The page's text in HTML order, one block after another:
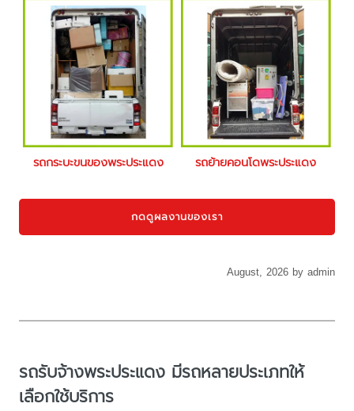
รถกระบะขนของพระประแดง รถย้ายคอนโดพระประแดง
กดดูผลงานของเรา
August, 2026 by admin
รถรับจ้างพระประแดง มีรถหลายประเภทให้
เลือกใช้บริการ